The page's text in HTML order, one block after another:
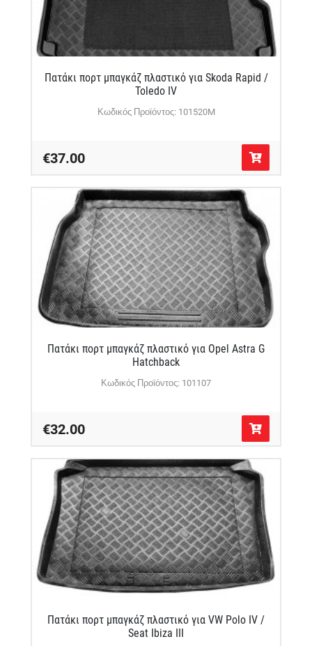
Πατάκι πορτ μπαγκάζ πλαστικό για Skoda Rapid /
Toledo IV
Κωδικός Προϊόντος: 101520M
€37.00
Πατάκι πορτ μπαγκάζ πλαστικό για Opel Astra G
Hatchback
Κωδικός Προϊόντος: 101107
€32.00
Πατάκι πορτ μπαγκάζ πλαστικό για VW Polo IV /
Seat Ibiza III